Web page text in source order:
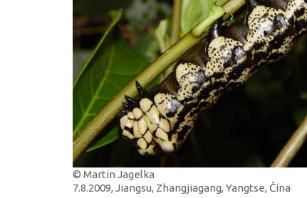
© Martin Jagelka
7.8.2009, Jiangsu, Zhangjiagang, Yangtse, Čína